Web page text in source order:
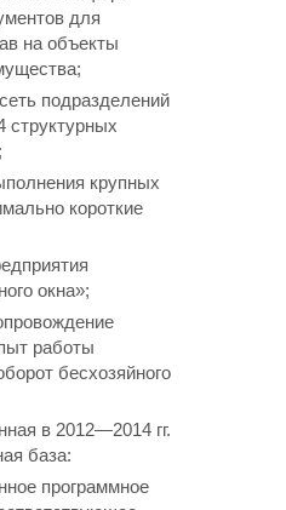
для
на объекты
подразделений
структурных
крупных
короткие
окна»;
работы
бесхозяйного
в 2012—2014 гг.
база:
программное